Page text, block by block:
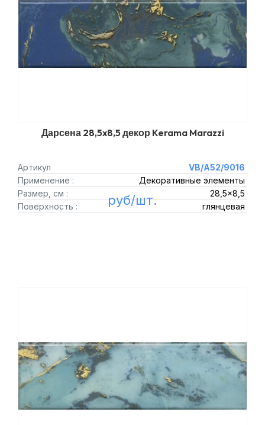
Дарсена 28,5x8,5 декор Kerama Marazzi
Артикул
VB/A52/9016
Применение :
Декоративные элементы
Размер, см :
28,5x8,5
Поверхность :
глянцевая
руб/шт.